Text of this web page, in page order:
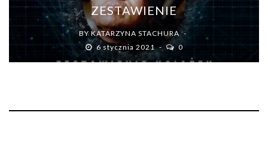
ZESTAWIENIE
BY KATARZYNA STACHURA
6 stycznia 2021
0